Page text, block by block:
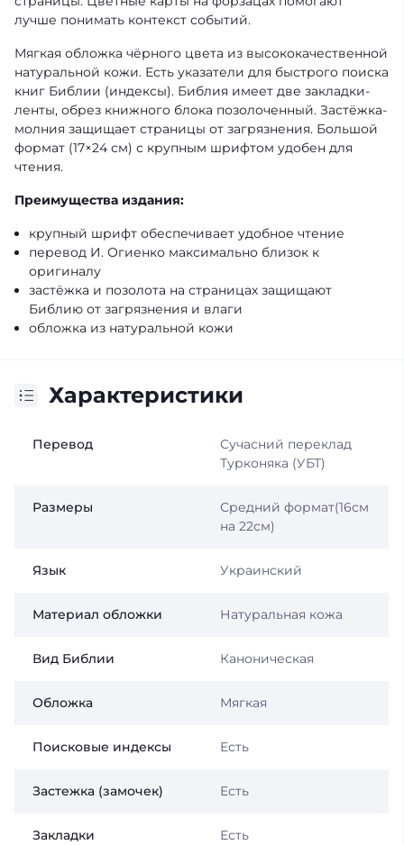
лучше понимать контекст событий.
Мягкая обложка чёрного цвета из высококачественной
натуральной кожи. Есть указатели для быстрого поиска
книг Библии (индексы). Библия имеет две закладки-
ленты, обрез книжного блока позолоченный. Застёжка-
молния защищает страницы от загрязнения. Большой
формат (17×24 см) с крупным шрифтом удобен для
чтения.
Преимущества издания:
крупный шрифт обеспечивает удобное чтение
перевод И. Огиенко максимально близок к
оригиналу
застёжка и позолота на страницах защищают
Библию от загрязнения и влаги
обложка из натуральной кожи
Характеристики
Перевод
Сучасний переклад
Турконяка (УБТ)
Размеры
Средний формат(16см
на 22см)
Язык Украинский
Материал обложки Натуральная кожа
Вид Библии Каноническая
Обложка Мягкая
Поисковые индексы Есть
Застежка (замочек) Есть
Закладки Есть